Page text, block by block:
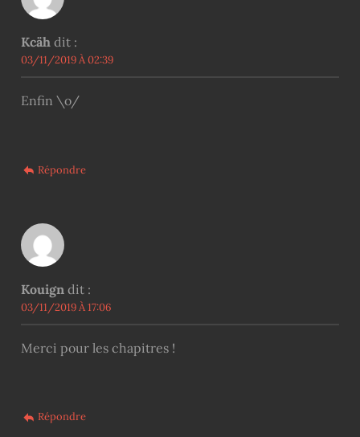
Kcäh dit :
03/11/2019 À 02:39
Enfin \o/
Répondre
Kouign dit :
03/11/2019 À 17:06
Merci pour les chapitres !
Répondre